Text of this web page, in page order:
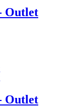
Outlet
Outlet